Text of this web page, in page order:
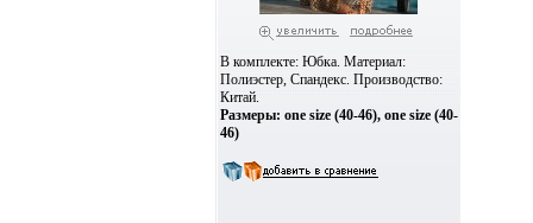
В комплекте: Юбка. Материал:
Полиэстер, Спандекс. Производство:
Китай.
Размеры: one size (40-46), one size (40-
46)